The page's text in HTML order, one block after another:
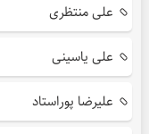
علی منتظری
علی یاسینی
علیرضا پوراستاد